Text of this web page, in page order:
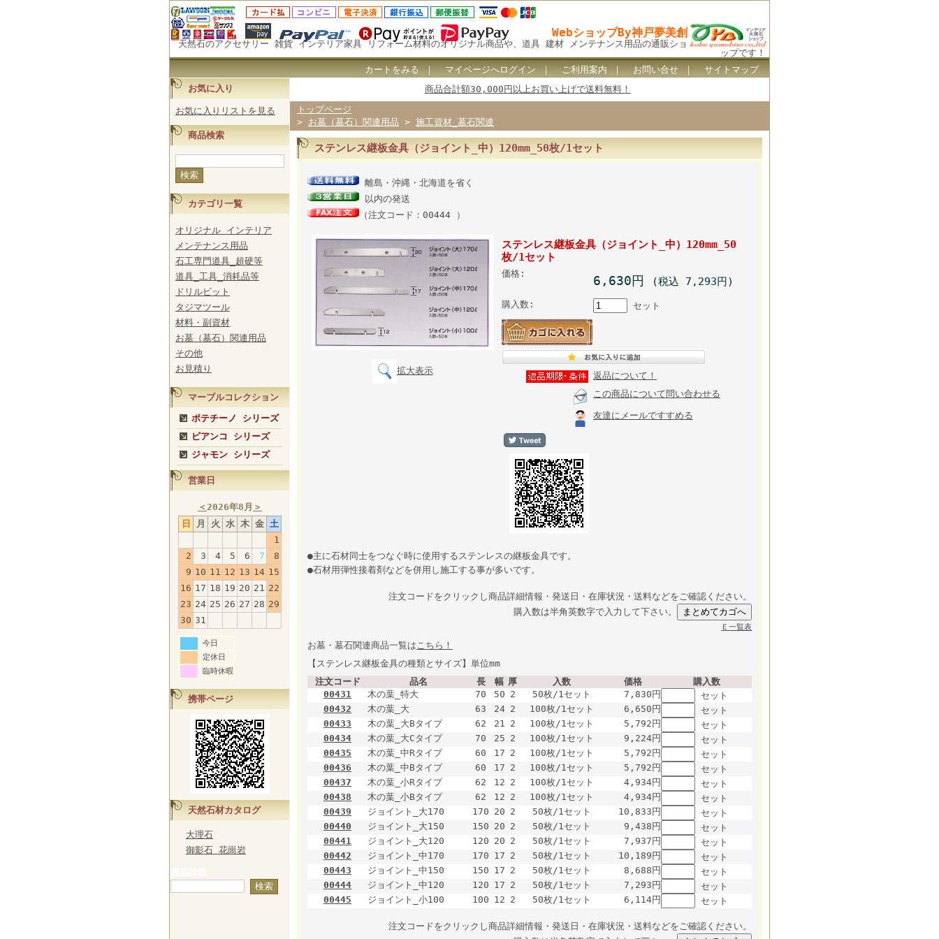
WebショップBy神戸夢美創
天然石のアクセサリー 雑貨 インテリア家具 リフォーム材料のオリジナル商品や、道具 建材 メンテナンス用品の通販ショ
ップです！
カートをみる｜ マイページへログイン｜ ご利用案内｜ お問い合せ｜ サイトマップ
お気に入り
お気に入りリストを見る
商品検索
カテゴリ一覧
オリジナル インテリア
メンテナンス用品
石工専門道具_超硬等
道具_工具_消耗品等
ドリルビット
タジマツール
材料・副資材
お墓（墓石）関連用品
その他
お見積り
マーブルコレクション
ポテチーノ シリーズ
ビアンコ シリーズ
ジャモン シリーズ
営業日
＜2026年8月 ＞
日
月 火 水 木 金 土
1
2
3 4 5 6 7
8
9 10 11 12 13 14 15
16 17 18 19 20 21 22
23 24 25 26 27 28 29
30 31
今日
定休日
臨時休暇
携帯ページ
天然石材カタログ
大理石
御影石 花崗岩
商品合計額30,000円以上お買い上げで送料無料！
トップページ
> お墓（墓石）関連用品 > 施工資材_墓石関連
ステンレス継板金具（ジョイント_中）120mm_50枚/1セット
離島・沖縄・北海道を省く
以内の発送
（注文コード：00444 ）
拡大表示
ステンレス継板金具（ジョイント_中）120mm_50
枚/1セット
価格: 6,630円 (税込 7,293円)
購入数: セット
返品について！
この商品について問い合わせる
友達にメールですすめる
●主に石材同士をつなぐ時に使用するステンレスの継板金具です。
●石材用弾性接着剤などを併用し施工する事が多いです。
注文コードをクリックし商品詳細情報・発送日・在庫状況・送料などをご確認ください。
購入数は半角英数字で入力して下さい。
Ｅ一覧表
お墓・墓石関連商品一覧はこちら！
【ステンレス継板金具の種類とサイズ】単位mm
注文コード
品名 長 幅 厚 入数 価格
購入数
00431
木の葉_特大 70 50 2 50枚/1セット 7,830円
セット
00432
木の葉_大 63 24 2 100枚/1セット 6,650円
セット
00433
木の葉_大Bタイプ 62 21 2 100枚/1セット 5,792円
セット
00434
木の葉_大Cタイプ 70 25 2 100枚/1セット 9,224円
セット
00435
木の葉_中Rタイプ 60 17 2 100枚/1セット 5,792円
セット
00436
木の葉_中Bタイプ 60 17 2 100枚/1セット 5,792円
セット
00437
木の葉_小Rタイプ 62 12 2 100枚/1セット 4,934円
セット
00438
木の葉_小Bタイプ 62 12 2 100枚/1セット 4,934円
セット
00439
ジョイント_大170 170 20 2 50枚/1セット 10,833円
セット
00440
ジョイント_大150 150 20 2 50枚/1セット 9,438円
セット
00441
ジョイント_大120 120 20 2 50枚/1セット 7,937円
セット
00442
ジョイント_中170 170 17 2 50枚/1セット 10,189円
セット
00443
ジョイント_中150 150 17 2 50枚/1セット 8,688円
セット
00444
ジョイント_中120 120 17 2 50枚/1セット 7,293円
セット
00445
ジョイント_小100 100 12 2 50枚/1セット 6,114円 セット
注文コードをクリックし商品詳細情報・発送日・在庫状況・送料などをご確認ください。